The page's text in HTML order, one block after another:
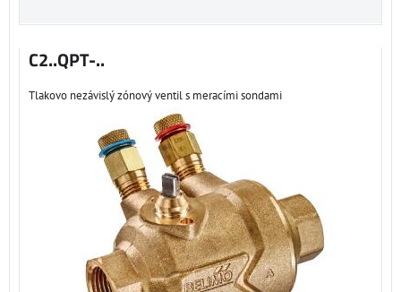
C2..QPT-..
Tlakovo nezávislý zónový ventil s meracími sondami